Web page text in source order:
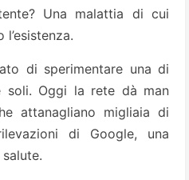
Una malattia di cui
di sperimentare una di
soli. Oggi la rete dà man
attanagliano migliaia di
di Google, una